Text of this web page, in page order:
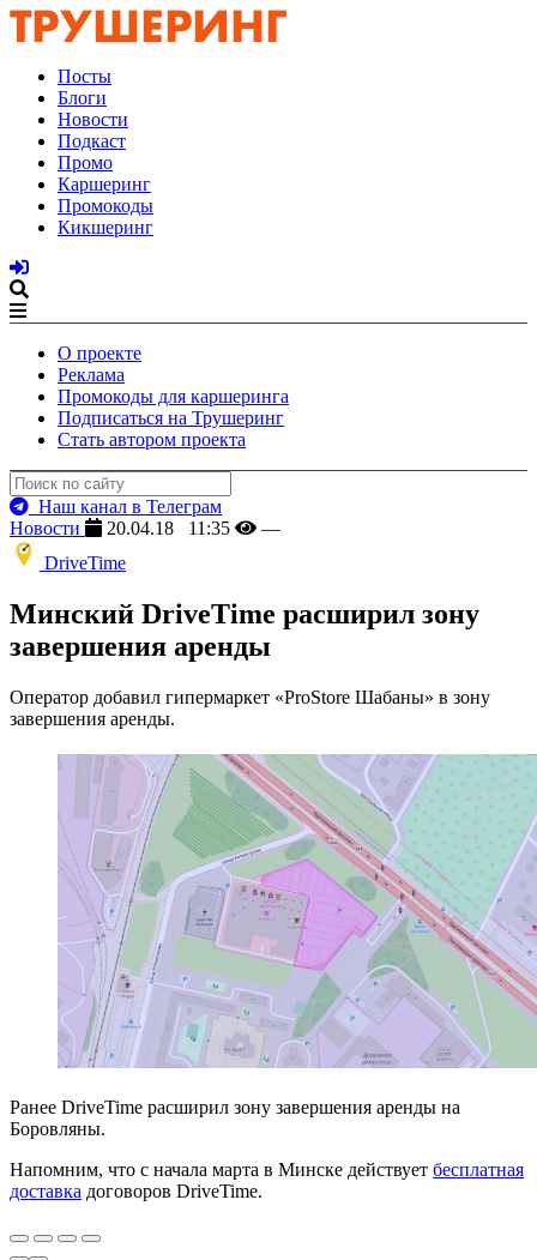
Посты
Блоги
Новости
Подкаст
Промо
Каршеринг
Промокоды
Кикшеринг
О проекте
Реклама
Промокоды для каршеринга
Подписаться на Трушеринг
Стать автором проекта
Наш канал в Телеграм
Новости
20.04.18 11:35
—
DriveTime
Минский DriveTime расширил зону
завершения аренды
Оператор добавил гипермаркет «ProStore Шабаны» в зону
завершения аренды.
Ранее DriveTime расширил зону завершения аренды на
Боровляны.
Напомним, что с начала марта в Минске действует бесплатная
доставка договоров DriveTime.